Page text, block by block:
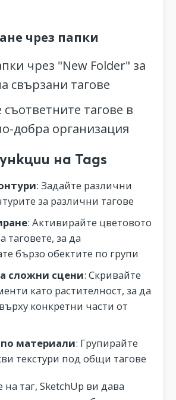
чрез папки
чрез "New Folder" за
свързани тагове
тагове в
добра организация
на Tags
: Задайте различни
за различни тагове
: Активирайте цветовото
таговете, за да
бързо обектите по групи
сложни сцени: Скривайте
като растителност, за да
конкретни части от
материали: Групирайте
текстури под общи тагове
таг, SketchUp ви дава